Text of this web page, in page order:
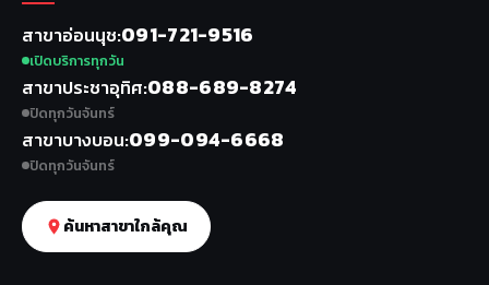
สาขาอ่อนนุช 091-721-9516
เปิดบริการทุกวัน
สาขาประชาอุทิศ 088-689-8274
ปิดทุกวันจันทร์
สาขาบางบอน 099-094-6668
ปิดทุกวันจันทร์
ค้นหาสาขาใกล้คุณ